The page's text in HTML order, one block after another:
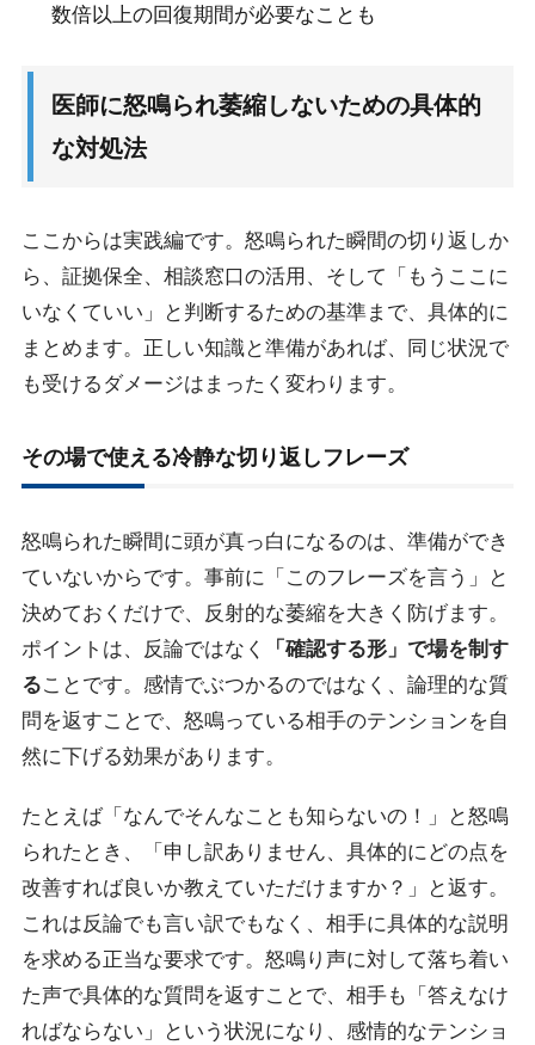
数倍以上の回復期間が必要なことも
医師に怒鳴られ萎縮しないための具体的
な対処法
ここからは実践編です。怒鳴られた瞬間の切り返しか
ら、証拠保全、相談窓口の活用、そして「もうここに
いなくていい」と判断するための基準まで、具体的に
まとめます。正しい知識と準備があれば、同じ状況で
も受けるダメージはまったく変わります。
その場で使える冷静な切り返しフレーズ
怒鳴られた瞬間に頭が真っ白になるのは、準備ができ
ていないからです。事前に「このフレーズを言う」と
決めておくだけで、反射的な萎縮を大きく防げます。
ポイントは、反論ではなく
「確認する形」で場を制す
ることです。感情でぶつかるのではなく、論理的な質
問を返すことで、怒鳴っている相手のテンションを自
然に下げる効果があります。
たとえば「なんでそんなことも知らないの！」と怒鳴
られたとき、「申し訳ありません、具体的にどの点を
改善すれば良いか教えていただけますか？」と返す。
これは反論でも言い訳でもなく、 相手に具体的な説明
を求める正当な要求です。怒鳴り声に対して落ち着い
た声で具体的な質問を返すことで、相手も「答えなけ
ればならない」という状況になり、感情的なテンショ